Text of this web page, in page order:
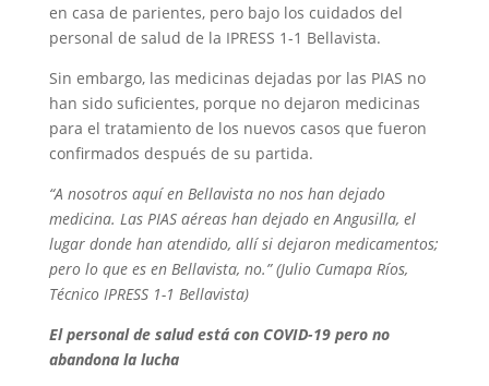
en casa de parientes, pero bajo los cuidados del
personal de salud de la IPRESS 1-1 Bellavista.
Sin embargo, las medicinas dejadas por las PIAS no
han sido suficientes, porque no dejaron medicinas
para el tratamiento de los nuevos casos que fueron
confirmados después de su partida.
“A nosotros aquí en Bellavista no nos han dejado
medicina. Las PIAS aéreas han dejado en Angusilla, el
lugar donde han atendido, allí si dejaron medicamentos;
pero lo que es en Bellavista, no.” (Julio Cumapa Ríos,
Técnico IPRESS 1-1 Bellavista)
El personal de salud está con COVID-19 pero no
abandona la lucha